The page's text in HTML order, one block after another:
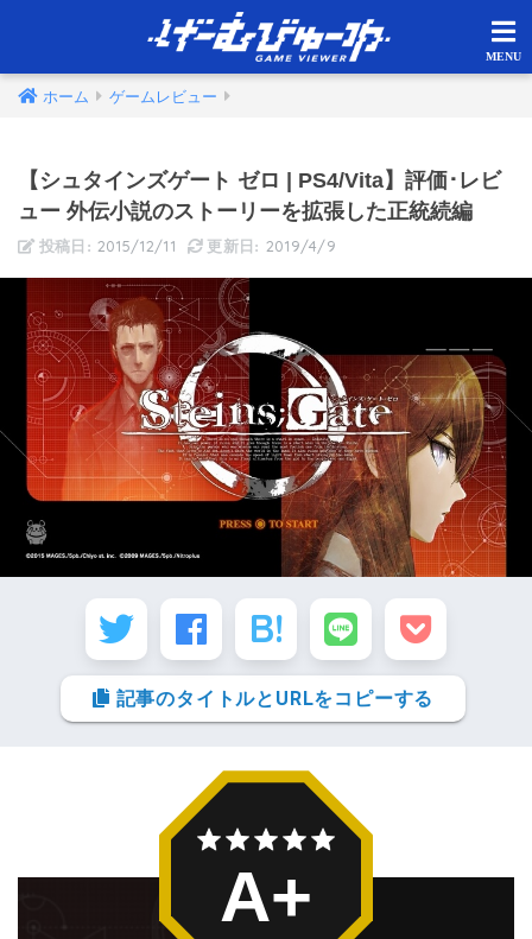
ホーム ゲームレビュー
【シュタインズゲート ゼロ | PS4/Vita】評価･レビ
ュー 外伝小説のストーリーを拡張した正統続編
2015/12/11 2019/4/9
記事のタイトルとURLをコピーする
A+